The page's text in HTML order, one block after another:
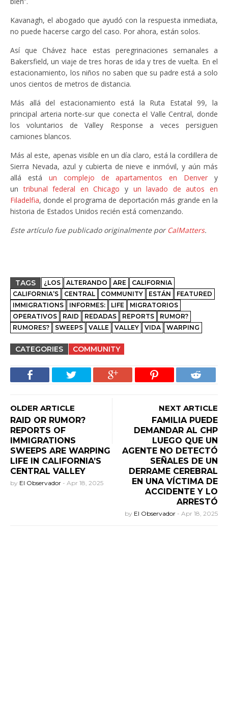
Kavanagh, el abogado que ayudó con la respuesta inmediata,
no puede hacerse cargo del caso. Por ahora, están solos.
Así que Chávez hace estas peregrinaciones semanales a
Bakersfield, un viaje de tres horas de ida y tres de vuelta. En el
estacionamiento, los niños no saben que su padre está a solo
unos cientos de metros de distancia.
Más allá del estacionamiento está la Ruta Estatal 99, la
principal arteria norte-sur que conecta el Valle Central, donde
los voluntarios de Valley Response a veces persiguen
camiones blancos.
Más al este, apenas visible en un día claro, está la cordillera de
Sierra Nevada, azul y cubierta de nieve e inmóvil, y aún más
allá está un complejo de apartamentos en Denver y
untribunal federal en Chicago y un lavado de autos en
Filadelfia, donde el programa de deportación más grande en la
historia de Estados Unidos recién está comenzando.
Este artículo fue publicado originalmente por CalMatters.
TAGS ¿LOS ALTERANDO ARE
CALIFORNIA
CALIFORNIA’S
CENTRAL COMMUNITY ESTÁN
FEATURED
IMMIGRATIONS
INFORMES: LIFE
MIGRATORIOS
OPERATIVOS
RAID REDADAS REPORTS
RUMOR?
RUMORES?
SWEEPS VALLE VALLEY VIDA WARPING
CATEGORIES COMMUNITY
OLDER ARTICLE
RAID OR RUMOR?
REPORTS OF
IMMIGRATIONS
SWEEPS ARE WARPING
LIFE IN CALIFORNIA’S
CENTRAL VALLEY
by El Observador - Apr 18, 2025
NEXT ARTICLE
FAMILIA PUEDE
DEMANDAR AL CHP
LUEGO QUE UN
AGENTE NO DETECTÓ
SEÑALES DE UN
DERRAME CEREBRAL
EN UNA VÍCTIMA DE
ACCIDENTE Y LO
ARRESTÓ
by El Observador - Apr 18, 2025